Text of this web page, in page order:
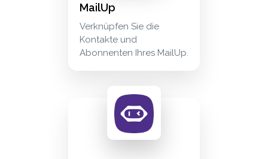
MailUp
Verknüpfen Sie die
Kontakte und
Abonnenten Ihres MailUp.
meetgeek save meetgeek meeting